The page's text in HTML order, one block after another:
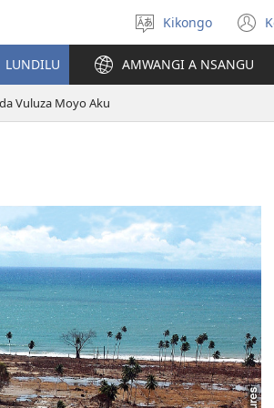
Sola
ndinga
Kikongo
LUNDILU AMWANGI A NSANGU
Vuluza Moyo Aku